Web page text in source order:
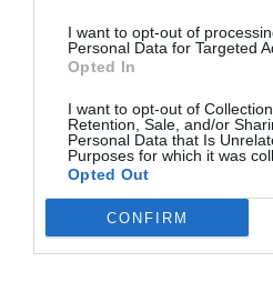
I want to opt-out of
Personal Data for Targeted
Opted In
I want to opt-out of
Retention, Sale, and/or
Personal Data that Is
Purposes for which it was
Opted Out
CONFIRM
L'aliança entre
Crous i Torres per
presidir la Cambra
de Barcelona
Cambra de
d'escacs a
més)